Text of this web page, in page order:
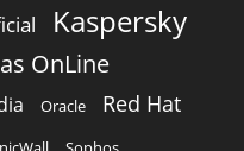
Kaspersky
OnLine
Oracle Red Hat